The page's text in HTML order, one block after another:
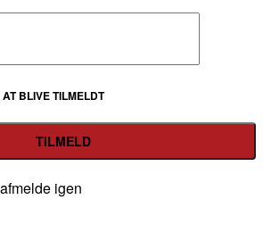
BLIVE TILMELDT
igen